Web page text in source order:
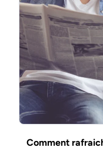
Comment